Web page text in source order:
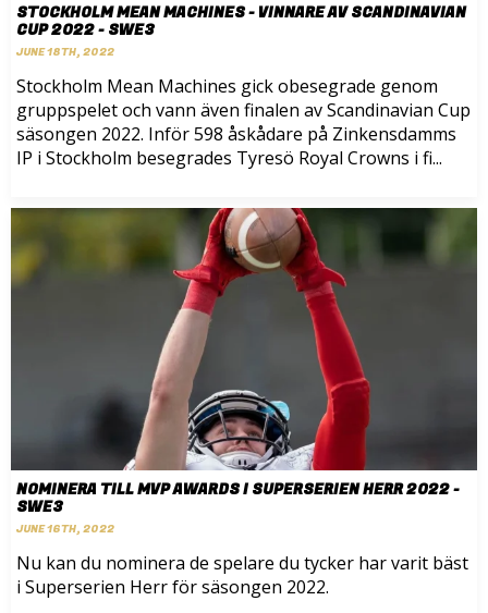
STOCKHOLM MEAN MACHINES - VINNARE AV SCANDINAVIAN
CUP 2022 - SWE3
JUNE 18TH, 2022
Stockholm Mean Machines gick obesegrade genom
gruppspelet och vann även finalen av Scandinavian Cup
säsongen 2022. Inför 598 åskådare på Zinkensdamms
IP i Stockholm besegrades Tyresö Royal Crowns i fi...
NOMINERA TILL MVP AWARDS I SUPERSERIEN HERR 2022 -
SWE3
JUNE 16TH, 2022
Nu kan du nominera de spelare du tycker har varit bäst
i Superserien Herr för säsongen 2022.